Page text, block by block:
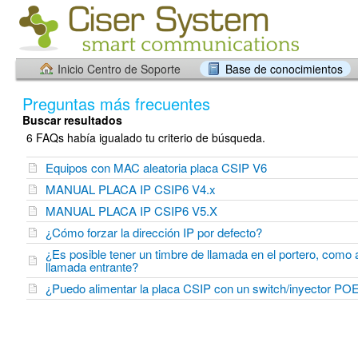
Inicio Centro de Soporte Base de conocimientos
Preguntas más frecuentes
Buscar resultados
6 FAQs había igualado tu criterio de búsqueda.
Equipos con MAC aleatoria placa CSIP V6
MANUAL PLACA IP CSIP6 V4.x
MANUAL PLACA IP CSIP6 V5.X
¿Cómo forzar la dirección IP por defecto?
¿Es posible tener un timbre de llamada en el portero, como
llamada entrante?
¿Puedo alimentar la placa CSIP con un switch/inyector